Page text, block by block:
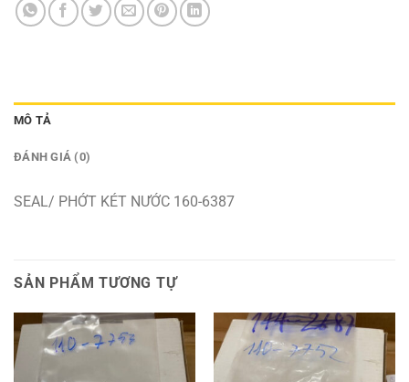
MÔ TẢ
ĐÁNH GIÁ (0)
SEAL/ PHỚT KÉT NƯỚC 160-6387
SẢN PHẨM TƯƠNG TỰ